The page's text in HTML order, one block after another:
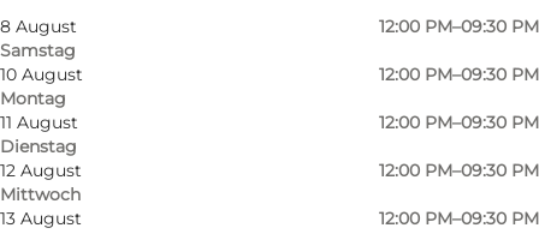
8 August
Samstag
12:00 PM–09:30 PM
10 August
Montag
12:00 PM–09:30 PM
11 August
Dienstag
12:00 PM–09:30 PM
12 August
Mittwoch
12:00 PM–09:30 PM
13 August
12:00 PM–09:30 PM